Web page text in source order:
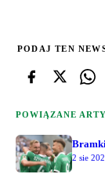
PODAJ TEN
POWIĄZANE
2 sie